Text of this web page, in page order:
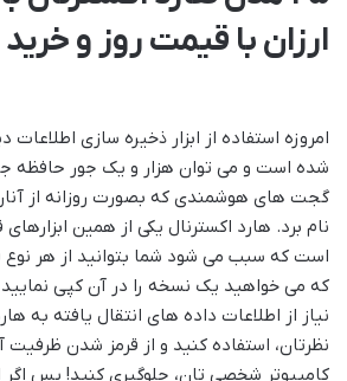
ارزان با قیمت روز و خرید
امروزه استفاده از ابزار ذخیره سازی اطلاعات
شده است و می توان هزار و یک جور حافظه
گجت های هوشمندی که بصورت روزانه از
نام برد. هارد اکسترنال یکی از همین
است که سبب می شود شما بتوانید از هر
که می خواهید یک نسخه را در آن کپی نمایید
نیاز از اطلاعات داده های انتقال یافته به
نظرتان، استفاده کنید و از قرمز شدن
کامپیوتر شخصی تان، جلوگیری کنید! پس